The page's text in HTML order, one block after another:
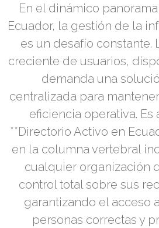
En el dinámico
Ecuador, la gestión de la
es un desafío constante.
creciente de usuarios,
demanda una
centralizada para
eficiencia operativa.
**Directorio Activo en
en la columna vertebral
cualquier organización
control total sobre sus
garantizando el acceso
personas correctas y